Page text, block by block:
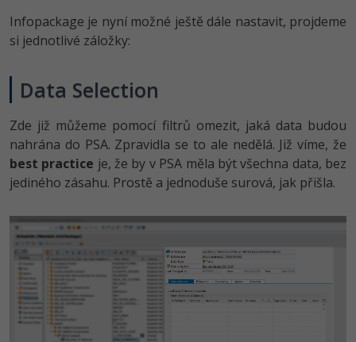
Infopackage je nyní možné ještě dále nastavit, projdeme
si jednotlivé záložky:
Data Selection
Zde již můžeme pomocí filtrů omezit, jaká data budou
nahrána do PSA. Zpravidla se to ale nedělá. Již víme, že
best practice je, že by v PSA měla být všechna data, bez
jediného zásahu. Prostě a jednoduše surová, jak přišla.